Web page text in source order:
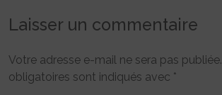
Laisser un commentaire
Votre adresse e-mail ne sera pas publiée.
obligatoires sont indiqués avec *